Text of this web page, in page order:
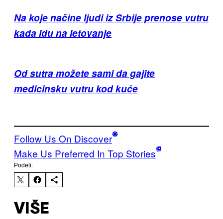
Na koje načine ljudi iz Srbije prenose vutru
kada idu na letovanje
Od sutra možete sami da gajite
medicinsku vutru kod kuće
Follow Us On Discover
Make Us Preferred In Top Stories
Podeli:
VIŠE